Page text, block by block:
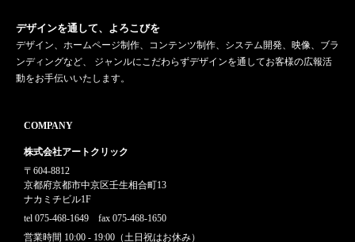
デザインを通して、よろこびを
デザイン、ホームページ制作、コンテンツ制作、システム開発、映像、ブラ
ンディングなど、 ジャンルにこだわらずデザインを通してお客様の広報活
動をお手伝いいたします。
COMPANY
株式会社アートクリック
〒604-8812
京都府京都市中京区壬生相合町13
ナカミチビル1F
tel 075-468-1649 fax 075-468-1650
営業時間 10:00 - 19:00（土日祝はお休み）